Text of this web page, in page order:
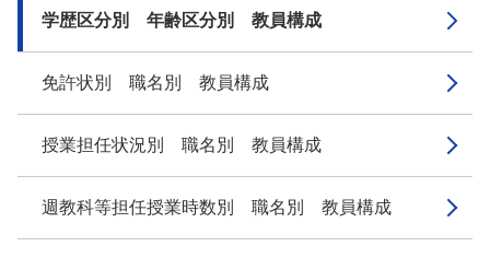
学歴区分別 年齢区分別 教員構成
免許状別 職名別 教員構成
授業担任状況別 職名別 教員構成
週教科等担任授業時数別 職名別 教員構成